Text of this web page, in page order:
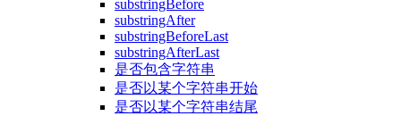
substringBefore
substringAfter
substringBeforeLast
substringAfterLast
是否包含字符串
是否以某个字符串开始
是否以某个字符串结尾